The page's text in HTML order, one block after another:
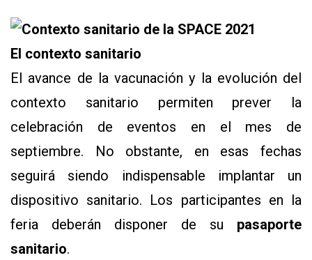
El contexto sanitario
El avance de la vacunación y la evolución del
contexto sanitario permiten prever la
celebración de eventos en el mes de
septiembre. No obstante, en esas fechas
seguirá siendo indispensable implantar un
dispositivo sanitario. Los participantes en la
feria deberán disponer de su pasaporte
sanitario.